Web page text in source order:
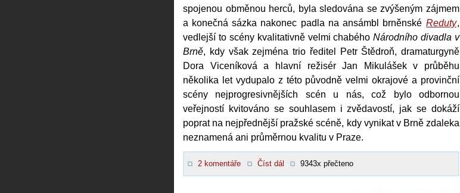
spojenou obměnou herců, byla sledována se zvýšeným zájmem
a konečná sázka nakonec padla na ansámbl brněnské Reduty,
vedlejší to scény kvalitativně velmi chabéhoNárodního divadla v
Brně, kdy však zejména trio ředitel Petr Štědroň, dramaturgyně
Dora Viceníková a hlavní režisér Jan Mikulášek v průběhu
několika let vydupalo z této původně velmi okrajové a provinční
scény nejprogresivnějších scén u nás, což bylo odbornou
veřejností kvitováno se souhlasem i zvědavostí, jak se dokáží
poprat na nejpřednější pražské scéně, kdy vynikat v Brně zdaleka
neznamená ani průměrnou kvalitu v Praze.
2 komentáře Číst dál 9343x přečteno